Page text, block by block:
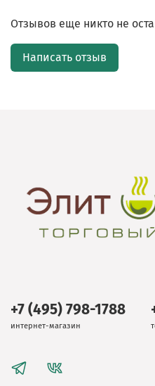
Отзывов еще никто не
Написать отзыв
+7 (495) 798-1788
интернет-магазин